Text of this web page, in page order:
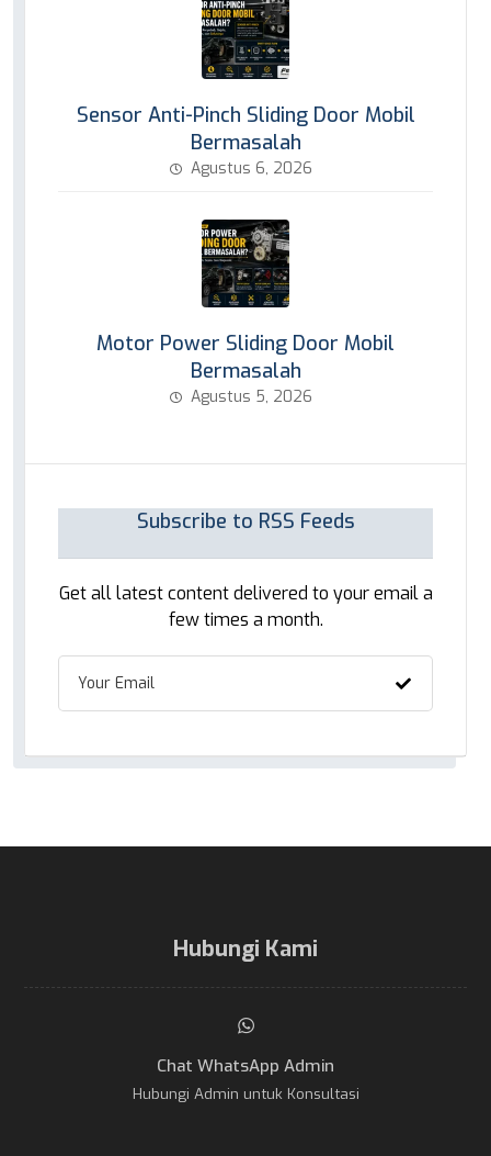
Sensor Anti-Pinch Sliding Door Mobil
Bermasalah
Agustus 6, 2026
Motor Power Sliding Door Mobil
Bermasalah
Agustus 5, 2026
Subscribe to RSS Feeds
Get all latest content delivered to your email a
few times a month.
Hubungi Kami
Chat WhatsApp Admin
Hubungi Admin untuk Konsultasi